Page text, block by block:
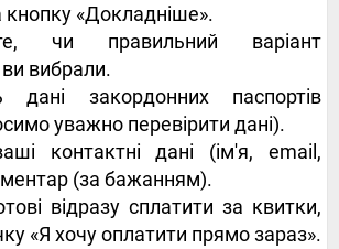
«Докладніше».
чи правильний варіант
вибрали.
дані закордонних паспортів
уважно перевірити дані).
контактні дані (ім'я, email,
(за бажанням).
відразу сплатити за квитки,
«Я хочу оплатити прямо зараз».